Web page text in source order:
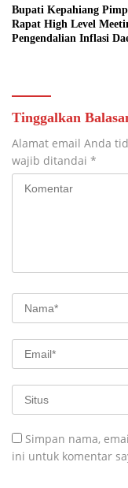
Bupati Kepahiang
Rapat High Level
Pengendalian Inflasi
Tinggalkan
Alamat email Anda
wajib ditandai *
Simpan nama,
ini untuk komentar